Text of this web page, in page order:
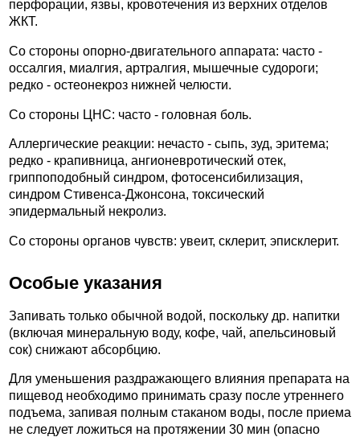
перфорации, язвы, кровотечения из верхних отделов
ЖКТ.
Со стороны опорно-двигательного аппарата: часто -
оссалгия, миалгия, артралгия, мышечные судороги;
редко - остеонекроз нижней челюсти.
Со стороны ЦНС: часто - головная боль.
Аллергические реакции: нечасто - сыпь, зуд, эритема;
редко - крапивница, ангионевротический отек,
гриппоподобный синдром, фотосенсибилизация,
синдром Стивенса-Джонсона, токсический
эпидермальный некролиз.
Со стороны органов чувств: увеит, склерит, эписклерит.
Особые указания
Запивать только обычной водой, поскольку др. напитки
(включая минеральную воду, кофе, чай, апельсиновый
сок) снижают абсорбцию.
Для уменьшения раздражающего влияния препарата на
пищевод необходимо принимать сразу после утреннего
подъема, запивая полным стаканом воды, после приема
не следует ложиться на протяжении 30 мин (опасно